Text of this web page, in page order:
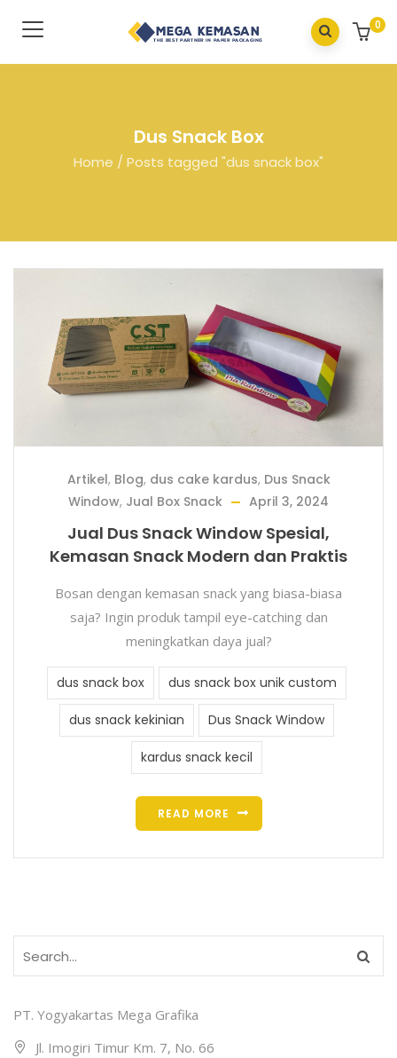
0
Dus Snack Box
Home / Posts tagged "dus snack box"
Artikel, Blog, dus cake kardus, Dus Snack
Window, Jual Box Snack April 3, 2024
Jual Dus Snack Window Spesial,
Kemasan Snack Modern dan Praktis
Bosan dengan kemasan snack yang biasa-biasa
saja? Ingin produk tampil eye-catching dan
meningkatkan daya jual?
dus snack box dus snack box unik custom
dus snack kekinian Dus Snack Window
kardus snack kecil
READ MORE
PT. Yogyakartas Mega Grafika
Jl. Imogiri Timur Km. 7, No. 66